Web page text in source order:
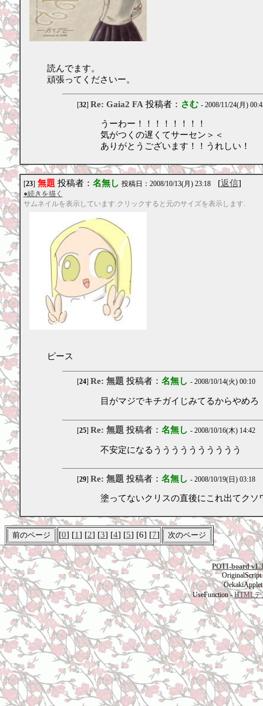
読んでます。
頑張ってくださいー。
[32] Re: Gaia2 FA 投稿者： さむ - 2008/11/24(月)
うーわー！！！！！！！！
気がつくの遅くてサーセン＞＜
ありがとうございます！！うれしい！
[23] 無題 投稿者： 名無し 投稿日：2008/10/13(月) 23:18[返信]
●続きを描く
サムネイルを表示しています.クリックすると元のサイズを表示します.
ピース
[24] Re: 無題 投稿者： 名無し - 2008/10/14(火) 00:10
目がマジでキチガイじみてるからやめろ
[25] Re: 無題 投稿者： 名無し - 2008/10/16(木) 14:42
不安定になるうううううううううう
[29] Re: 無題 投稿者： 名無し - 2008/10/19(日) 03:18
塗ってないクリスの直後にこれ出てクソ
[0] [1] [2] [3] [4] [5] [6] [7]
POTI-board
UseFunction -HTMLテ